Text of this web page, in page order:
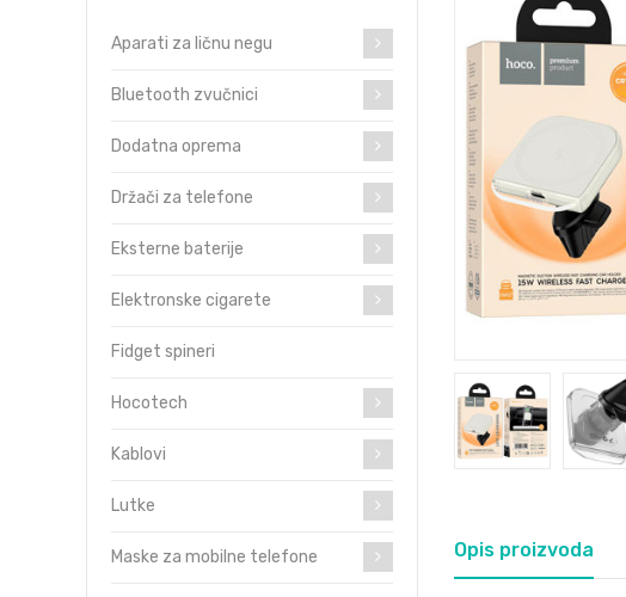
Aparati za ličnu negu
Bluetooth zvučnici
Dodatna oprema
Držači za telefone
Eksterne baterije
Elektronske cigarete
Fidget spineri
Hocotech
Kablovi
Lutke
Maske za mobilne telefone Opis proizvoda